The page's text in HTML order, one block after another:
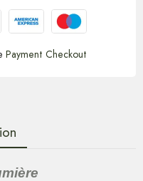
Payment Checkout